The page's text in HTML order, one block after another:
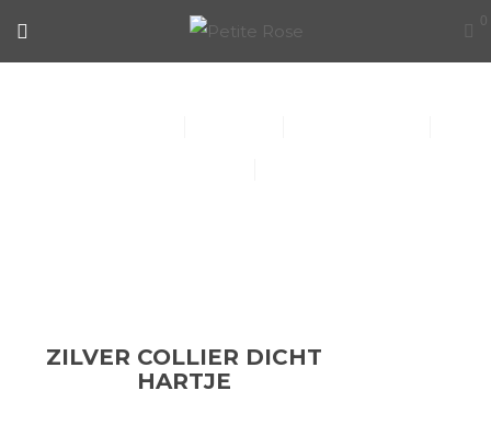
0
ZILVER COLLIER DICHT
HARTJE